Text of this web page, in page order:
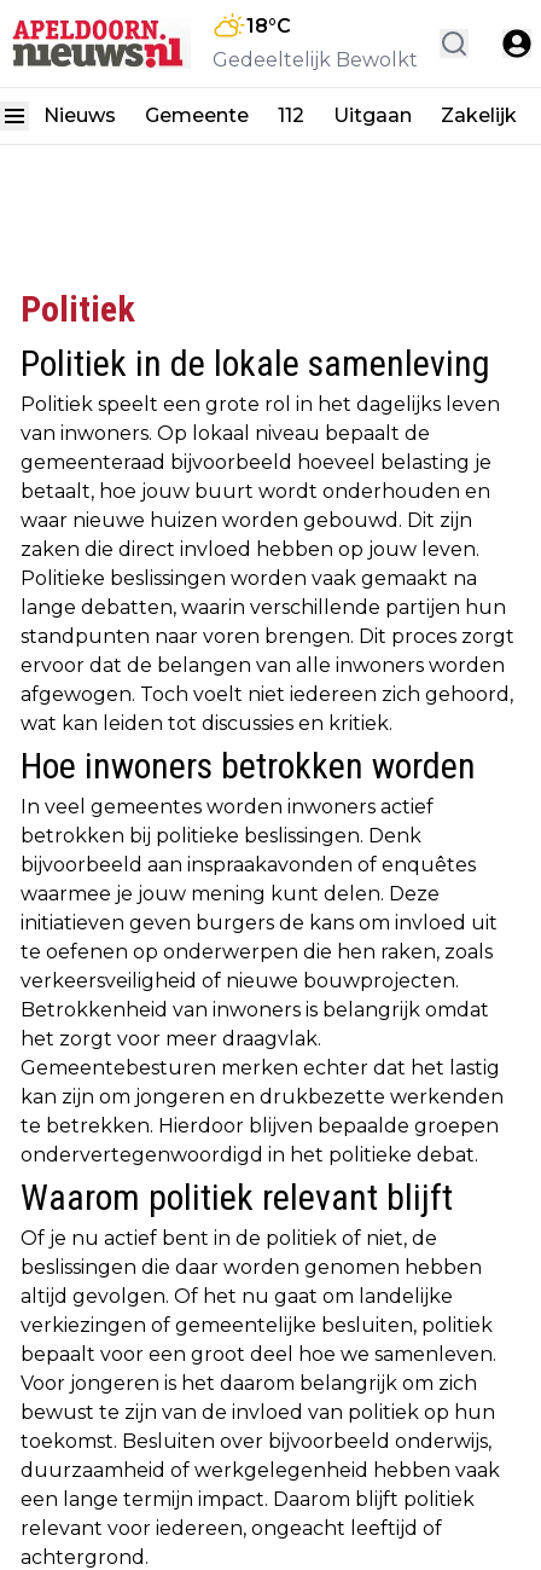
18°C
Gedeeltelijk Bewolkt
Nieuws Gemeente 112 Uitgaan Zakelijk
Politiek
Politiek in de lokale samenleving
Politiek speelt een grote rol in het dagelijks leven
van inwoners. Op lokaal niveau bepaalt de
gemeenteraad bijvoorbeeld hoeveel belasting je
betaalt, hoe jouw buurt wordt onderhouden en
waar nieuwe huizen worden gebouwd. Dit zijn
zaken die direct invloed hebben op jouw leven.
Politieke beslissingen worden vaak gemaakt na
lange debatten, waarin verschillende partijen hun
standpunten naar voren brengen. Dit proces zorgt
ervoor dat de belangen van alle inwoners worden
afgewogen. Toch voelt niet iedereen zich gehoord,
wat kan leiden tot discussies en kritiek.
Hoe inwoners betrokken worden
In veel gemeentes worden inwoners actief
betrokken bij politieke beslissingen. Denk
bijvoorbeeld aan inspraakavonden of enquêtes
waarmee je jouw mening kunt delen. Deze
initiatieven geven burgers de kans om invloed uit
te oefenen op onderwerpen die hen raken, zoals
verkeersveiligheid of nieuwe bouwprojecten.
Betrokkenheid van inwoners is belangrijk omdat
het zorgt voor meer draagvlak.
Gemeentebesturen merken echter dat het lastig
kan zijn om jongeren en drukbezette werkenden
te betrekken. Hierdoor blijven bepaalde groepen
ondervertegenwoordigd in het politieke debat.
Waarom politiek relevant blijft
Of je nu actief bent in de politiek of niet, de
beslissingen die daar worden genomen hebben
altijd gevolgen. Of het nu gaat om landelijke
verkiezingen of gemeentelijke besluiten, politiek
bepaalt voor een groot deel hoe we samenleven.
Voor jongeren is het daarom belangrijk om zich
bewust te zijn van de invloed van politiek op hun
toekomst. Besluiten over bijvoorbeeld onderwijs,
duurzaamheid of werkgelegenheid hebben vaak
een lange termijn impact. Daarom blijft politiek
relevant voor iedereen, ongeacht leeftijd of
achtergrond.